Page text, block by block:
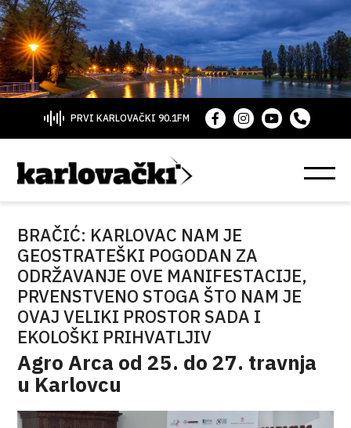
PRVI KARLOVAČKI 90.1FM
BRAČIĆ: KARLOVAC NAM JE
GEOSTRATEŠKI POGODAN ZA
ODRŽAVANJE OVE MANIFESTACIJE,
PRVENSTVENO STOGA ŠTO NAM JE
OVAJ VELIKI PROSTOR SADA I
EKOLOŠKI PRIHVATLJIV
Agro Arca od 25. do 27. travnja
u Karlovcu